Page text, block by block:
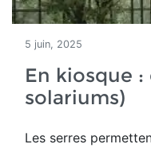
5 juin, 2025
En kiosque :
solariums)
Les serres